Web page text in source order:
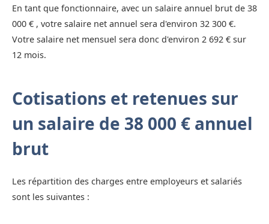
En tant que fonctionnaire, avec un salaire annuel brut de 38
000 € , votre salaire net annuel sera d'environ 32 300 €.
Votre salaire net mensuel sera donc d'environ 2 692 € sur
12 mois.
Cotisations et retenues sur
un salaire de 38 000 € annuel
brut
Les répartition des charges entre employeurs et salariés
sont les suivantes :